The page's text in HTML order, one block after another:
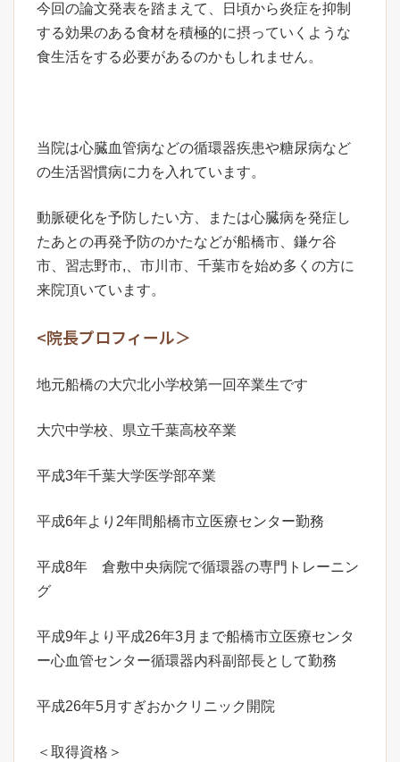
今回の論文発表を踏まえて、日頃から炎症を抑制
する効果のある食材を積極的に摂っていくような
食生活をする必要があるのかもしれません。
当院は心臓血管病などの循環器疾患や糖尿病など
の生活習慣病に力を入れています。
動脈硬化を予防したい方、または心臓病を発症し
たあとの再発予防のかたなどが船橋市、鎌ケ谷
市、習志野市,、市川市、千葉市を始め多くの方に
来院頂いています。
<院長プロフィール＞
地元船橋の大穴北小学校第一回卒業生です
大穴中学校、県立千葉高校卒業
平成3年千葉大学医学部卒業
平成6年より2年間船橋市立医療センター勤務
平成8年 倉敷中央病院で循環器の専門トレーニン
グ
平成9年より平成26年3月まで船橋市立医療センタ
ー心血管センター循環器内科副部長として勤務
平成26年5月すぎおかクリニック開院
＜取得資格＞